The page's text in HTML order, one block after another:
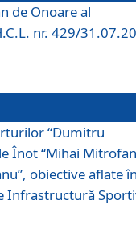
de Onoare al
nr. 429/
“Dumitru
Înot “Mihai
obiective aflate
Infrastructură